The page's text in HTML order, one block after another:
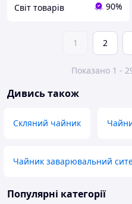
Cвіт товарів 90%
1 2
Показано 1 -
Дивись також
Скляний чайник
Чайник заварювальний
Популярні категорії